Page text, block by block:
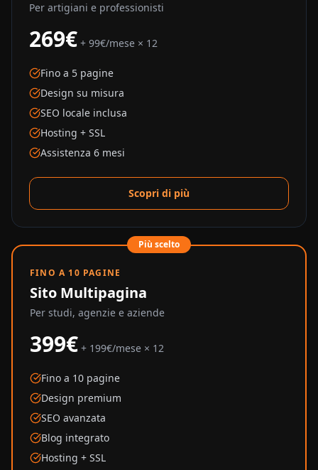
Per artigiani e professionisti
269€ + 99€/mese × 12
Fino a 5 pagine
Design su misura
SEO locale inclusa
Hosting + SSL
Assistenza 6 mesi
Scopri di più
Più scelto
FINO A 10 PAGINE
Sito Multipagina
Per studi, agenzie e aziende
399€ + 199€/mese × 12
Fino a 10 pagine
Design premium
SEO avanzata
Blog integrato
Hosting + SSL